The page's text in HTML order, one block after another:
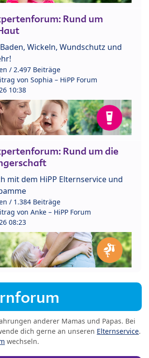
Rund um
Wickeln, Wundschutz und
/ 2.497 Beiträge
von Sophia – HiPP Forum
10:38
Rund um die
mit dem HiPP Elternservice und
/ 1.384 Beiträge
von Anke – HiPP Forum
08:23
anderer Mamas und Papas. Bei
dich gerne an unseren Elternservice.
wechseln.